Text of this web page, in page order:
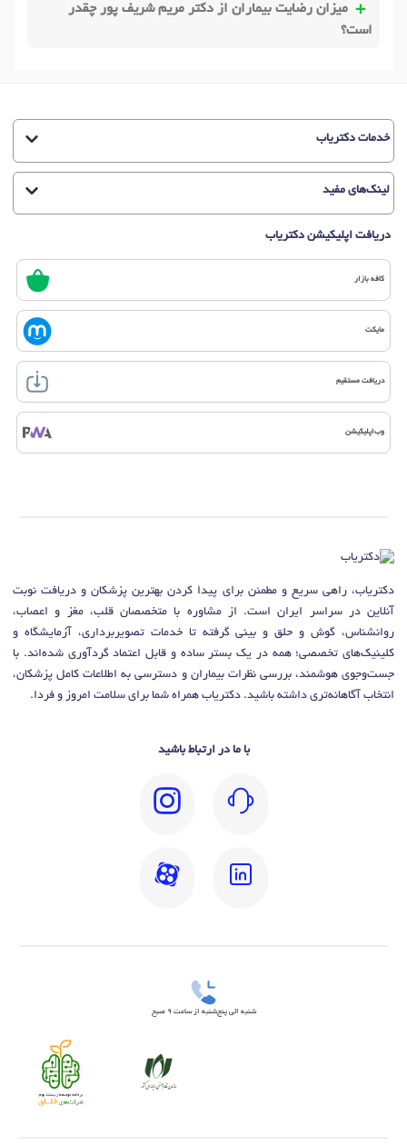
میزان رضایت بیماران از دکتر مریم شریف پور چقدر
است؟
خدمات دکتریاب
لینک‌های مفید
دریافت اپلیکیشن دکتریاب
کافه بازار
مایکت
دریافت مستقیم
وب‌اپلیکیشن
دکتریاب، راهی سریع و مطمئن برای پیدا کردن بهترین پزشکان و دریافت نوبت
آنلاین در سراسر ایران است. از مشاوره با متخصصان قلب، مغز و اعصاب،
روانشناس، گوش و حلق و بینی گرفته تا خدمات تصویربرداری، آزمایشگاه و
کلینیک‌های تخصصی؛ همه در یک بستر ساده و قابل اعتماد گردآوری شده‌اند. با
جست‌وجوی هوشمند، بررسی نظرات بیماران و دسترسی به اطلاعات کامل پزشکان،
انتخاب آگاهانه‌تری داشته باشید. دکتریاب همراه شما برای سلامت امروز و فردا.
با ما در ارتباط باشید
شنبه الی پنج‌شنبه از ساعت 9 صبح